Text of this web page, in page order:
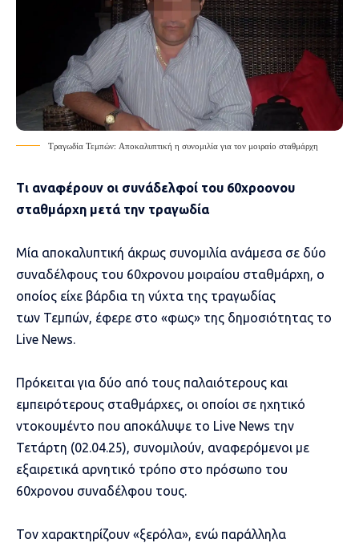
Τραγωδία Τεμπών: Αποκαλυπτική η συνομιλία για τον μοιραίο σταθμάρχη
Τι αναφέρουν οι συνάδελφοί του 60χροονου
σταθμάρχη μετά την τραγωδία
Μία αποκαλυπτική άκρως συνομιλία ανάμεσα σε δύο
συναδέλφους του 60χρονου μοιραίου σταθμάρχη , ο
οποίος είχε βάρδια τη νύχτα της τραγωδίας
των Τεμπών , έφερε στο «φως» της δημοσιότητας το
Live News.
Πρόκειται για δύο από τους παλαιότερους και
εμπειρότερους σταθμάρχες, οι οποίοι σε ηχητικό
ντοκουμέντο που αποκάλυψε το Live News την
Τετάρτη (02.04.25), συνομιλούν, αναφερόμενοι με
εξαιρετικά αρνητικό τρόπο στο πρόσωπο του
60χρονου συναδέλφου τους.
Τον χαρακτηρίζουν «ξερόλα», ενώ παράλληλα